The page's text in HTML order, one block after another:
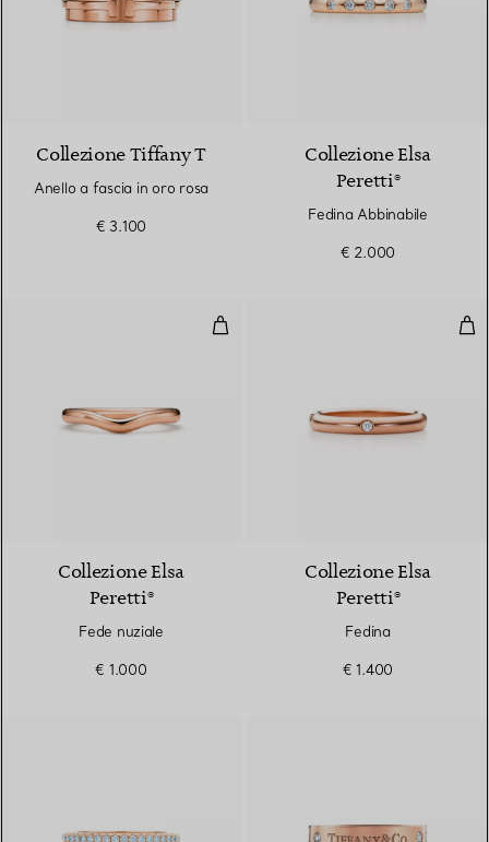
Collezione Tiffany T
Anello a fascia in oro rosa
€ 3.100
Collezione Elsa
Peretti®
Fedina Abbinabile
€ 2.000
Fede nuziale
Collezione Elsa
Peretti®
Fede nuziale
€ 1.000
Collezione Elsa
Peretti®
Fedina
€ 1.400